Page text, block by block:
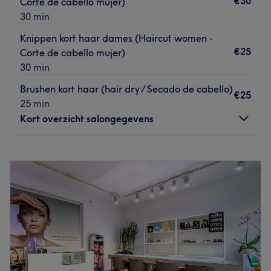
het Sint-Franciscusplein gratis parkeren.
Go to venue
30 min
Knippen kort haar dames (Haircut women -
Corte de cabello mujer)
30 min
€25
Brushen kort haar (hair dry / Secado de cabello)
25 min
€25
Kort overzicht salongegevens
Dinsdag
09:00–19:00
Woensdag
09:00
Donderdag
Vrijdag
–19:00
Zaterdag
09:00–19:00
Zondag
12:00–16:00
Liza Hair Salon in Merksem is een allround kapsalon en